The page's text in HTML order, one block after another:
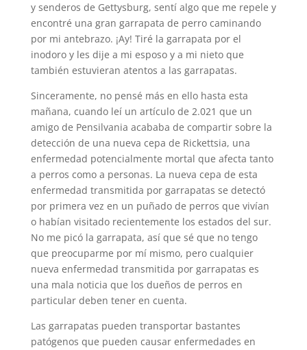
y senderos de Gettysburg, sentí algo que me repele y
encontré una gran garrapata de perro caminando
por mi antebrazo. ¡Ay! Tiré la garrapata por el
inodoro y les dije a mi esposo y a mi nieto que
también estuvieran atentos a las garrapatas.
Sinceramente, no pensé más en ello hasta esta
mañana, cuando leí un artículo de 2.021 que un
amigo de Pensilvania acababa de compartir sobre la
detección de una nueva cepa de Rickettsia, una
enfermedad potencialmente mortal que afecta tanto
a perros como a personas. La nueva cepa de esta
enfermedad transmitida por garrapatas se detectó
por primera vez en un puñado de perros que vivían
o habían visitado recientemente los estados del sur.
No me picó la garrapata, así que sé que no tengo
que preocuparme por mí mismo, pero cualquier
nueva enfermedad transmitida por garrapatas es
una mala noticia que los dueños de perros en
particular deben tener en cuenta.
Las garrapatas pueden transportar bastantes
patógenos que pueden causar enfermedades en